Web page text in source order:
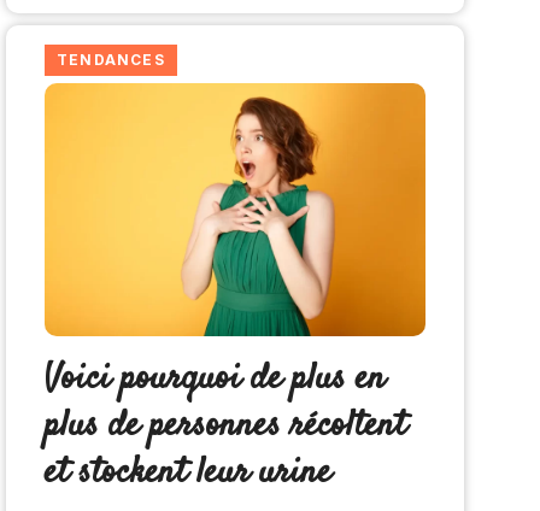
TENDANCES
Voici pourquoi de plus en
plus de personnes récoltent
et stockent leur urine